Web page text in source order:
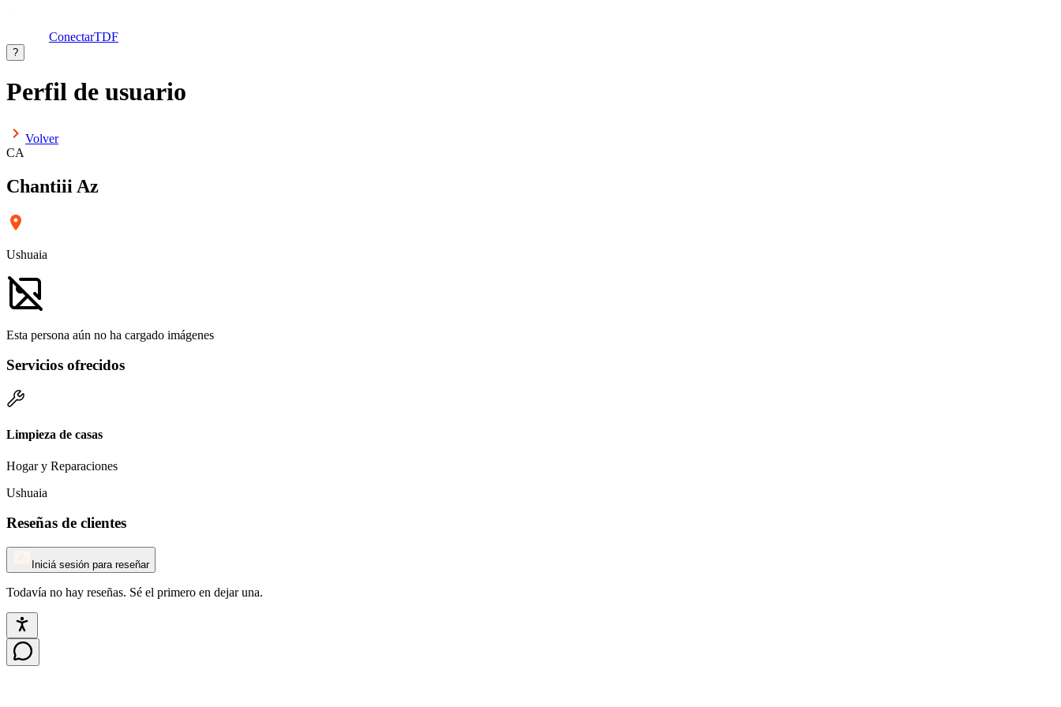
ConectarTDF
?
Perfil de usuario
Volver
CA
Chantiii Az
Ushuaia
Esta persona aún no ha cargado imágenes
Servicios ofrecidos
Limpieza de casas
Hogar y Reparaciones
Ushuaia
Reseñas de clientes
Iniciá sesión para reseñar
Todavía no hay reseñas. Sé el primero en dejar una.